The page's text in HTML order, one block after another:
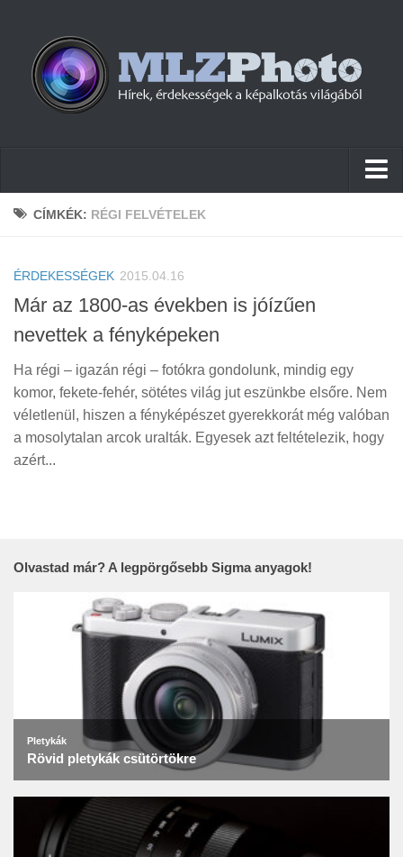
Hírek
Cikkek
Szoftver
Firmware
Tudástár
Tanácsok
Érdekességek
CÍMKÉK: RÉGI FELVÉTELEK
ÉRDEKESSÉGEK 2015.04.16
Már az 1800-as években is jóízűen
nevettek a fényképeken
Ha régi – igazán régi – fotókra gondolunk, mindig egy
komor, fekete-fehér, sötétes világ jut eszünkbe elsőre. Nem
véletlenül, hiszen a fényképészet gyerekkorát még valóban
a mosolytalan arcok uralták. Egyesek azt feltételezik, hogy
azért...
Olvastad már? A legpörgősebb Sigma anyagok!